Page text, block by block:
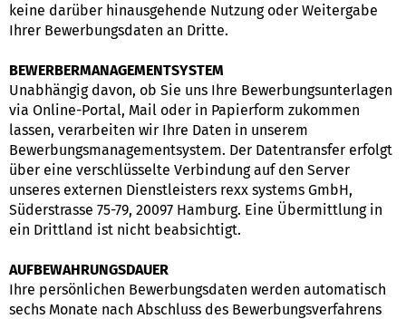
keine darüber hinausgehende Nutzung oder Weitergabe
Ihrer Bewerbungsdaten an Dritte.
BEWERBERMANAGEMENTSYSTEM
Unabhängig davon, ob Sie uns Ihre Bewerbungsunterlagen
via Online-Portal, Mail oder in Papierform zukommen
lassen, verarbeiten wir Ihre Daten in unserem
Bewerbungsmanagementsystem. Der Datentransfer erfolgt
über eine verschlüsselte Verbindung auf den Server
unseres externen Dienstleisters rexx systems GmbH,
Süderstrasse 75-79, 20097 Hamburg. Eine Übermittlung in
ein Drittland ist nicht beabsichtigt.
AUFBEWAHRUNGSDAUER
Ihre persönlichen Bewerbungsdaten werden automatisch
sechs Monate nach Abschluss des Bewerbungsverfahrens